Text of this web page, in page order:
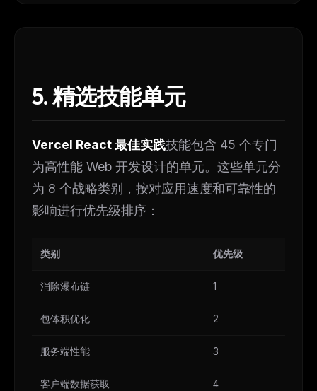
5. 精选技能单元
Vercel React 最佳实践技能包含 45 个专门
为高性能 Web 开发设计的单元。这些单元分
为 8 个战略类别，按对应用速度和可靠性的
影响进行优先级排序：
类别 优先级
消除瀑布链 1
包体积优化 2
服务端性能 3
客户端数据获取 4